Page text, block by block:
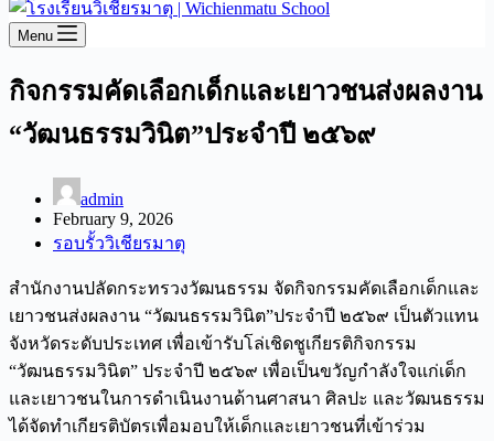
Menu
กิจกรรมคัดเลือกเด็กและเยาวชนส่งผลงาน
“วัฒนธรรมวินิต”ประจำปี ๒๕๖๙
admin
February 9, 2026
รอบรั้ววิเชียรมาตุ
สำนักงานปลัดกระทรวงวัฒนธรรม จัดกิจกรรมคัดเลือกเด็กและ
เยาวชนส่งผลงาน “วัฒนธรรมวินิต”ประจำปี ๒๕๖๙ เป็นตัวแทน
จังหวัดระดับประเทศ เพื่อเข้ารับโล่เชิดชูเกียรติกิจกรรม
“วัฒนธรรมวินิต” ประจำปี ๒๕๖๙ เพื่อเป็นขวัญกำลังใจแก่เด็ก
และเยาวชนในการดำเนินงานด้านศาสนา ศิลปะ และวัฒนธรรม
ได้จัดทำเกียรติบัตรเพื่อมอบให้เด็กและเยาวชนที่เข้าร่วม